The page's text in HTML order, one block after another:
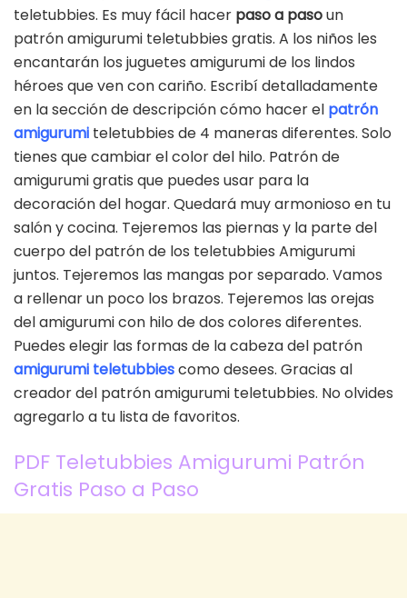
teletubbies. Es muy fácil hacer paso a pasoun
patrón amigurumi teletubbies gratis. A los niños les
encantarán los juguetes amigurumi de los lindos
héroes que ven con cariño. Escribí detalladamente
en la sección de descripción cómo hacer el patrón
amigurumi teletubbies de 4 maneras diferentes. Solo
tienes que cambiar el color del hilo. Patrón de
amigurumi gratis que puedes usar para la
decoración del hogar. Quedará muy armonioso en tu
salón y cocina. Tejeremos las piernas y la parte del
cuerpo del patrón de los teletubbies Amigurumi
juntos. Tejeremos las mangas por separado. Vamos
a rellenar un poco los brazos. Tejeremos las orejas
del amigurumi con hilo de dos colores diferentes.
Puedes elegir las formas de la cabeza del patrón
amigurumi teletubbiescomo desees. Gracias al
creador del patrón amigurumi teletubbies. No olvides
agregarlo a tu lista de favoritos.
PDF Teletubbies Amigurumi Patrón
Gratis Paso a Paso